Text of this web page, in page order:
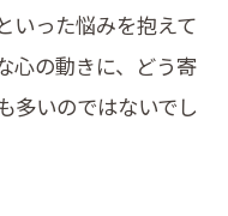
いった悩みを抱えて
心の動きに、どう寄
多いのではないでし